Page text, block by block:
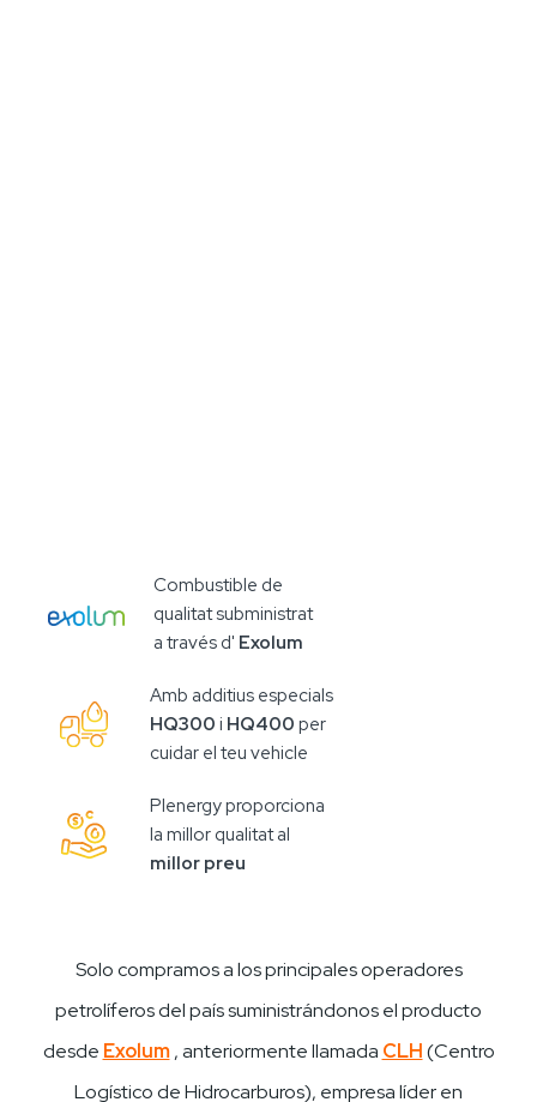
Combustible de
qualitat subministrat
a través d' Exolum
Amb additius especials
HQ300 i HQ400 per
cuidar el teu vehicle
Plenergy proporciona
la millor qualitat al
millor preu
Solo compramos a los principales operadores
petrolíferos del país suministrándonos el producto
desde Exolum , anteriormente llamada CLH(Centro
Logístico de Hidrocarburos), empresa líder en